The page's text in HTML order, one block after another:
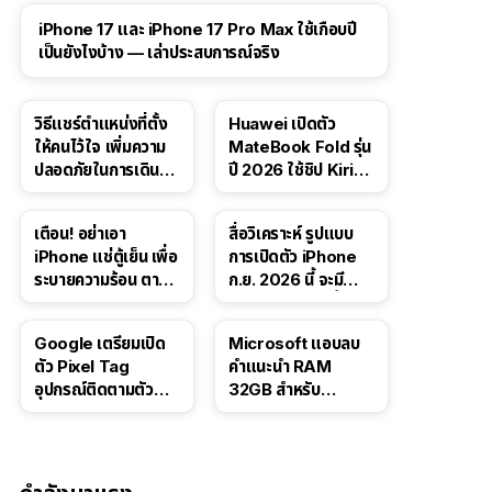
41:47
iPhone 17 และ iPhone 17 Pro Max ใช้เกือบปี
เป็นยังไงบ้าง — เล่าประสบการณ์จริง
วิธีแชร์ตำแหน่งที่ตั้ง
ให้คนไว้ใจ เพิ่มความ
ปลอดภัยในการเดิน
Huawei เปิดตัว
MateBook Fold รุ่น
ปี 2026 ใช้ชิป Kirin
เตือน! อย่าเอา
iPhone แช่ตู้เย็น เพื่อ
ระบายความร้อน ตาม
สื่อวิเคราะห์ รูปแบบ
การเปิดตัว iPhone
ก.ย. 2026 นี้ จะมี
Google เตรียมเปิด
ตัว Pixel Tag
อุปกรณ์ติดตามตัว
Microsoft แอบลบ
คำแนะนำ RAM
32GB สำหรับ